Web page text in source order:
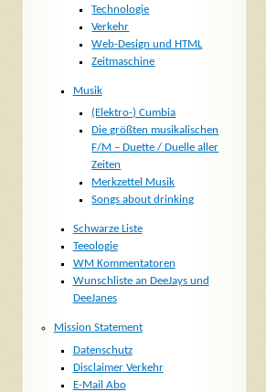
Technologie
Verkehr
Web-Design und HTML
Zeitmaschine
Musik
(Elektro-) Cumbia
Die größten musikalischen
F/M – Duette / Duelle aller
Zeiten
Merkzettel Musik
Songs about drinking
Schwarze Liste
Teeologie
WM Kommentatoren
Wunschliste an DeeJays und
DeeJanes
Mission Statement
Datenschutz
Disclaimer Verkehr
E-Mail Abo